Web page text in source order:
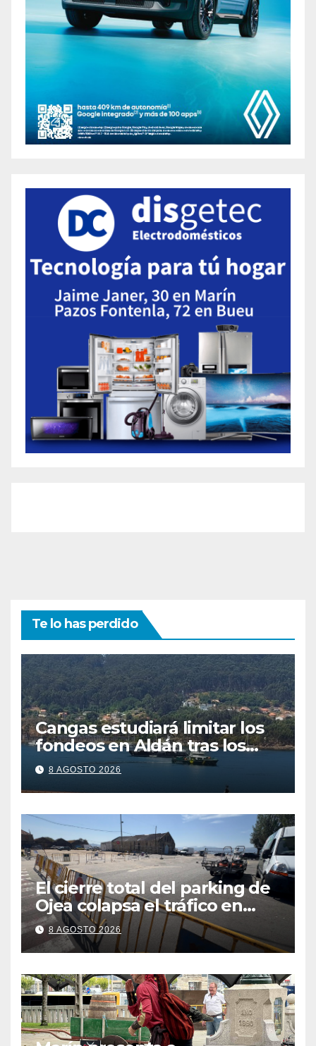
Te lo has perdido
Cangas estudiará limitar los
fondeos en Aldán tras los
últimos episodios de
contaminación en O Con
8 AGOSTO 2026
El cierre total del parking de
Ojea colapsa el tráfico en
Cangas
8 AGOSTO 2026